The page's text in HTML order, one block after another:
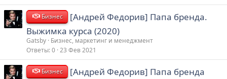
Бизнес
[Андрей Федорив] Папа бренда.
Выжимка курса (2020)
Gatsby Бизнес, маркетинг и менеджмент
Ответы 0 23 Фев 2021
Бизнес
[Андрей Федорив] Папа бренда